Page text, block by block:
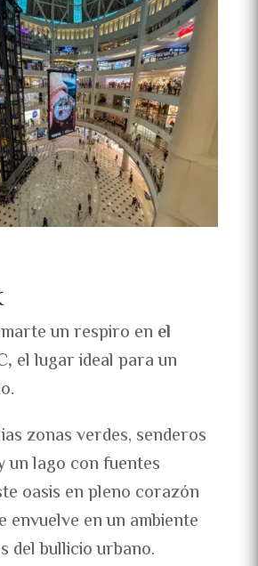
un respiro en el
el lugar ideal para un
zonas verdes, senderos
un lago con fuentes
oasis en pleno corazón
envuelve en un ambiente
del bullicio urbano.